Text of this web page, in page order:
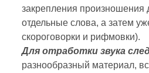
закрепления произношения
отдельные слова, а затем
скороговорки и рифмовки).
Для отработки звука
разнообразный материал,